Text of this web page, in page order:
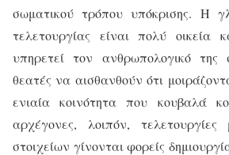
σωματικού τρόπου υπόκρισης. Η
τελετουργίας είναι πολύ οικεία
υπηρετεί τον ανθρωπολογικό της
θεατές να αισθανθούν ότι
ενιαία κοινότητα που κουβαλά
αρχέγονες, λοιπόν,
στοιχείων γίνονται φορείς